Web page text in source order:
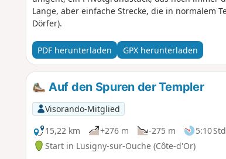
Lange, aber einfache Strecke, die in normalem
Dörfer).
PDF herunterladen GPX herunterladen
Auf den Spuren der Templer
Visorando-Mitglied
15,22 km
+276 m -275 m 5:10
Start in Lusigny-sur-Ouche (Côte-d'Or)